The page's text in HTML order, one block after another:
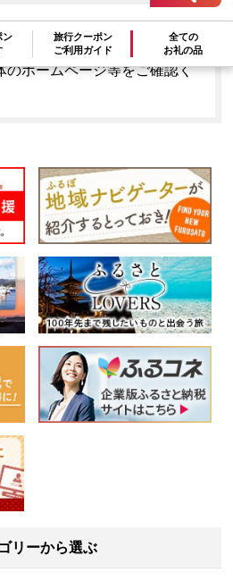
ン
旅行クーポン
ご利用ガイド
全ての
お礼の品
るぽからお申込みをすること
のホームページ等をご確認く
リーから選ぶ